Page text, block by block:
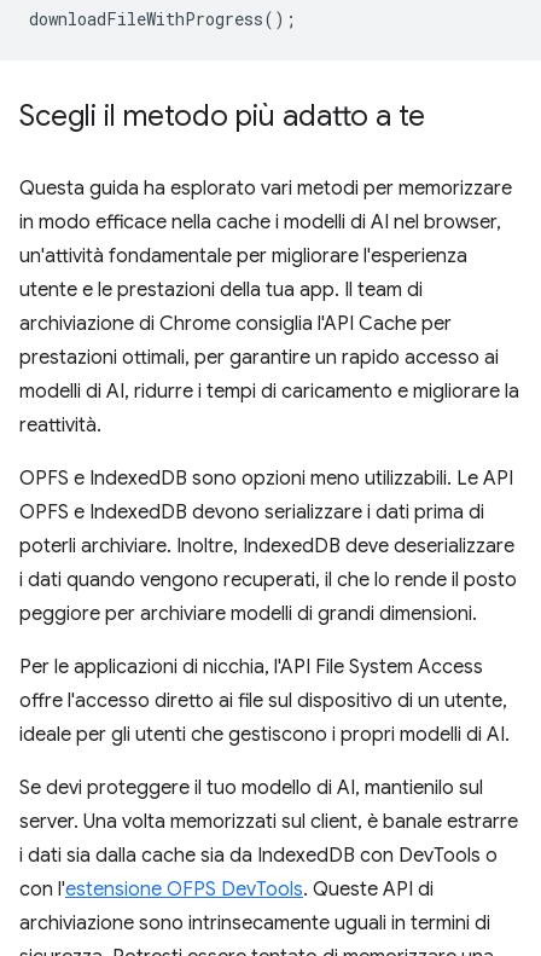
downloadFileWithProgress();
Scegli il metodo più adatto a te
Questa guida ha esplorato vari metodi per memorizzare
in modo efficace nella cache i modelli di AI nel browser,
un'attività fondamentale per migliorare l'esperienza
utente e le prestazioni della tua app. Il team di
archiviazione di Chrome consiglia l'API Cache per
prestazioni ottimali, per garantire un rapido accesso ai
modelli di AI, ridurre i tempi di caricamento e migliorare la
reattività.
OPFS e IndexedDB sono opzioni meno utilizzabili. Le API
OPFS e IndexedDB devono serializzare i dati prima di
poterli archiviare. Inoltre, IndexedDB deve deserializzare
i dati quando vengono recuperati, il che lo rende il posto
peggiore per archiviare modelli di grandi dimensioni.
Per le applicazioni di nicchia, l'API File System Access
offre l'accesso diretto ai file sul dispositivo di un utente,
ideale per gli utenti che gestiscono i propri modelli di AI.
Se devi proteggere il tuo modello di AI, mantienilo sul
server. Una volta memorizzati sul client, è banale estrarre
i dati sia dalla cache sia da IndexedDB con DevTools o
con l'estensione OFPS DevTools. Queste API di
archiviazione sono intrinsecamente uguali in termini di